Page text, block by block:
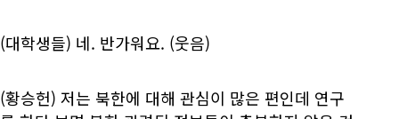
(대학생들) 네. 반가워요. (웃음)
(황승헌) 저는 북한에 대해 관심이 많은 편인데 연구